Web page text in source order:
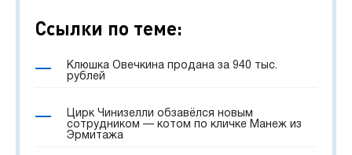
Ссылки по теме:
Клюшка Овечкина продана за 940 тыс.
рублей
Цирк Чинизелли обзавёлся новым
сотрудником — котом по кличке Манеж из
Эрмитажа